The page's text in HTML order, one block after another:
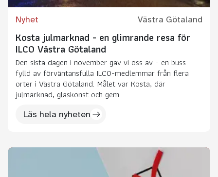
Nyhet Västra Götaland
Kosta julmarknad - en glimrande resa för
ILCO Västra Götaland
Den sista dagen i november gav vi oss av - en buss
fylld av förväntansfulla ILCO-medlemmar från flera
orter i Västra Götaland. Målet var Kosta, där
julmarknad, glaskonst och gem...
Läs hela nyheten